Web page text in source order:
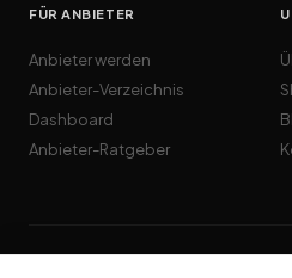
FÜR ANBIETER
Anbieter werden
Anbieter-Verzeichnis
Dashboard
Anbieter-Ratgeber